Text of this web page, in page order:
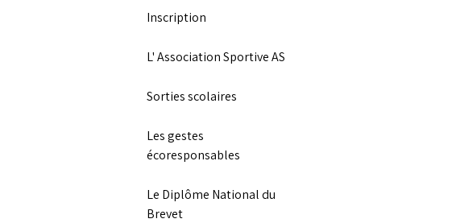
Inscription
L' Association Sportive AS
Sorties scolaires
Les gestes
écoresponsables
Le Diplôme National du
Brevet